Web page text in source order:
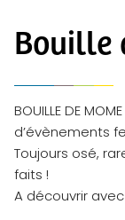
Bouille
BOUILLE DE
d’évènements
Toujours osé,
faits !
A découvrir